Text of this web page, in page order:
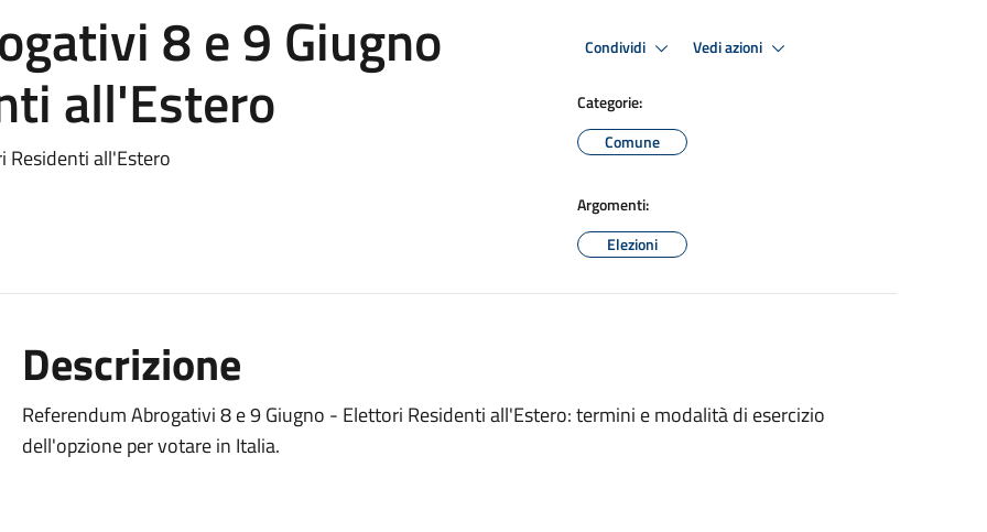
8 e 9 Giugno
all'Estero
Residenti all'Estero
Condividi Vedi azioni
Categorie:
Comune
Argomenti:
Elezioni
Descrizione
Referendum Abrogativi 8 e 9 Giugno - Elettori Residenti all'Estero: termini e modalità di esercizio
dell'opzione per votare in Italia.